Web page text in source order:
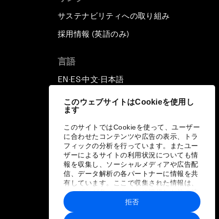
このウェブサイトはCookieを使用し
ます
このサイトではCookieを使って、ユーザー
に合わせたコンテンツや広告の表示、トラ
フィックの分析を行っています。またユー
ザーによるサイトの利用状況についても情
報を収集し、ソーシャルメディアや広告配
信、データ解析の各パートナーに情報を共
有しています。ここで収集された情報は、
ユーザーが各パートナーに提供した他の情
報や各パートナーのサービスを使用した際
に収集された情報と組み合わされ、各パー
拒否
サステナビリティへの取り組み
採用情報 (英語のみ)
言語
EN ▪ ES▪中文▪ 日本語